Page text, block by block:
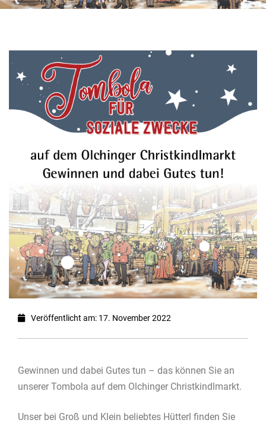
Veröffentlicht am: 17. November 2022
Gewinnen und dabei Gutes tun – das können Sie an
unserer Tombola auf dem Olchinger Christkindlmarkt.
Unser bei Groß und Klein beliebtes Hütterl finden Sie